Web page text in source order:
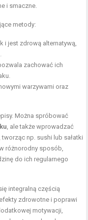
i smaczne.
metody:
i jest zdrową alternatywą,
zachować ich
warzywami oraz
Można spróbować
, ale także wprowadzać
np. sushi lub sałatki
różnorodny sposób,
do ich regularnego
integralną częścią
zdrowotne i poprawi
motywacji,